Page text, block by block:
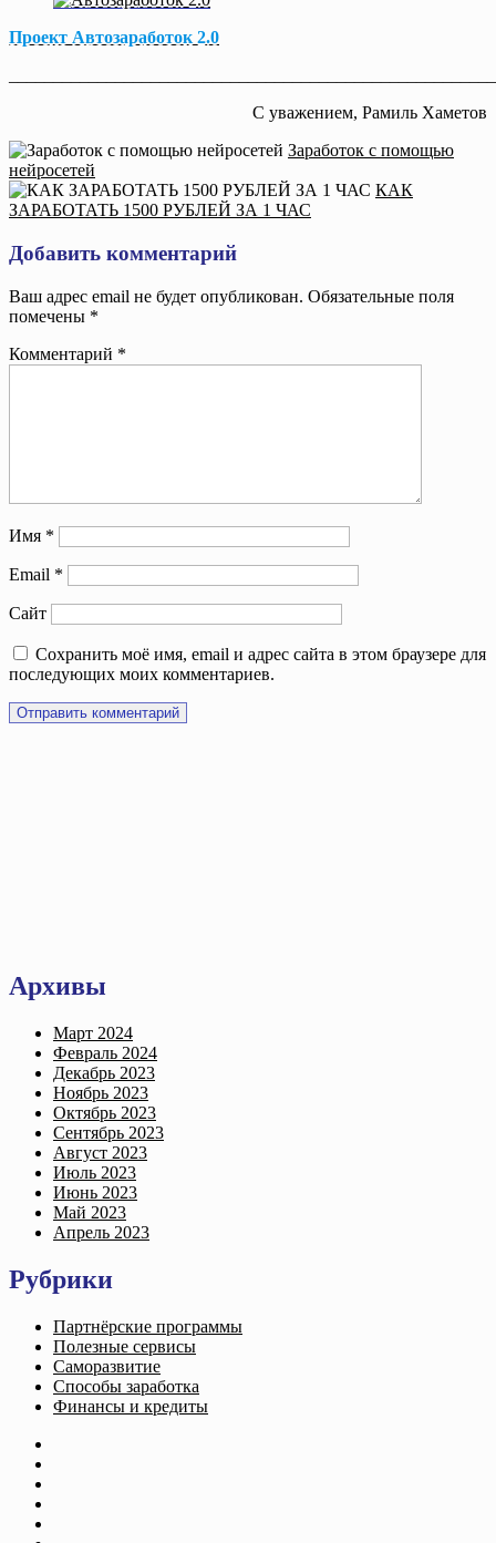
Проект Автозаработок 2.0
С уважением, Рамиль Хаметов
Заработок с помощью
нейросетей
КАК
ЗАРАБОТАТЬ 1500 РУБЛЕЙ ЗА 1 ЧАС
Добавить комментарий
Ваш адрес email не будет опубликован. Обязательные поля
помечены *
Комментарий *
Имя *
Email *
Сайт
Сохранить моё имя, email и адрес сайта в этом браузере для
последующих моих комментариев.
Архивы
Март 2024
Февраль 2024
Декабрь 2023
Ноябрь 2023
Октябрь 2023
Сентябрь 2023
Август 2023
Июль 2023
Июнь 2023
Май 2023
Апрель 2023
Рубрики
Партнёрские программы
Полезные сервисы
Саморазвитие
Способы заработка
Финансы и кредиты